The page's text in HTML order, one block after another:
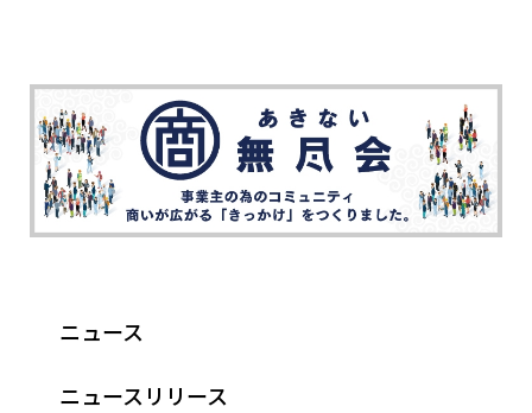
ニュース
ニュースリリース